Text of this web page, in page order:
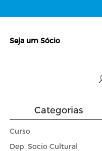
Seja um Sócio
Categorias
Curso
Dep. Socio Cultural